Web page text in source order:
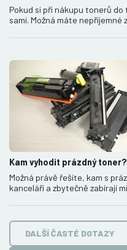
Pokud si při nákupu tonerů
sami. Možná máte nepříjemné
Kam vyhodit prázdný toner?
Možná právě řešíte, kam s
kanceláří a zbytečně zabírají
DALŠÍ ČASTÉ DOTAZY